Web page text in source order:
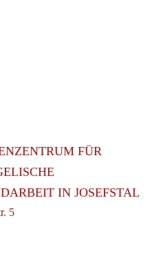
FÜR
IN JOSEFSTAL
5